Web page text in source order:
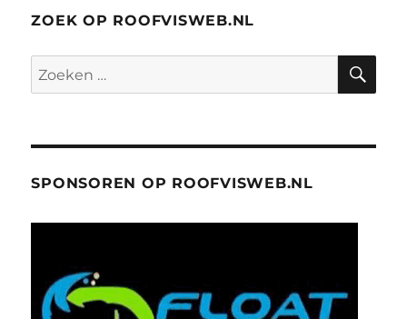
ZOEK OP ROOFVISWEB.NL
Zoeken
naar:
SPONSOREN OP ROOFVISWEB.NL